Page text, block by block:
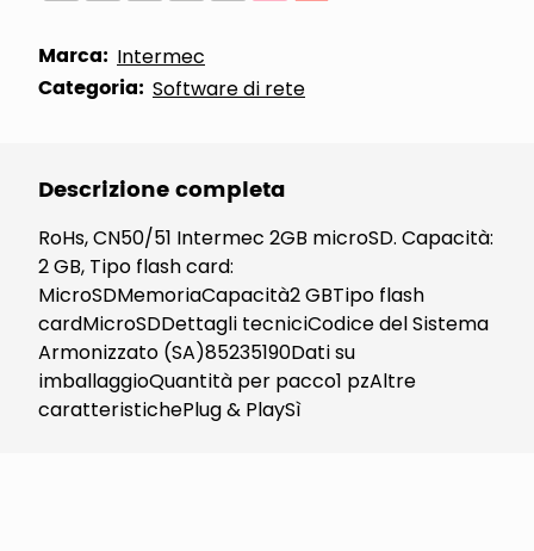
Marca: Intermec
Categoria: Software di rete
Descrizione completa
RoHs, CN50/51 Intermec 2GB microSD. Capacità:
2 GB, Tipo flash card:
MicroSDMemoriaCapacità2 GBTipo flash
cardMicroSDDettagli tecniciCodice del Sistema
Armonizzato (SA)85235190Dati su
imballaggioQuantità per pacco1 pzAltre
caratteristichePlug & PlaySì